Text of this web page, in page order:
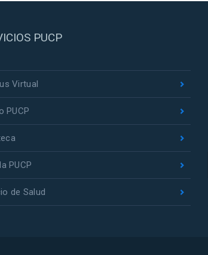
PUCP
Virtual
PUCP
PUCP
de Salud